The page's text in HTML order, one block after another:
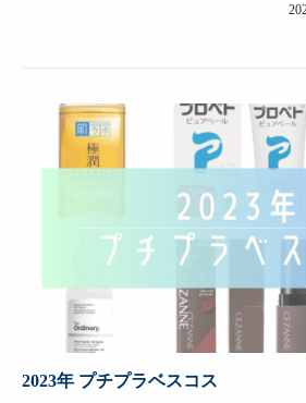
2023年 プチプラベスコス